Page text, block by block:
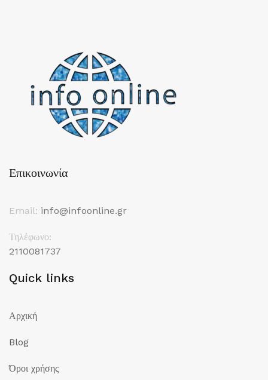
Επικοινωνία
Email: info@infoonline.gr
Τηλέφωνο:
2110081737
Quick links
Αρχική
Blog
Όροι χρήσης